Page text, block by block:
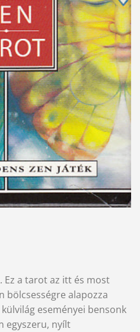
Ft.
Ez a tarot az itt és most
bölcsességre alapozza
eseményei bensonk
egyszeru, nyílt